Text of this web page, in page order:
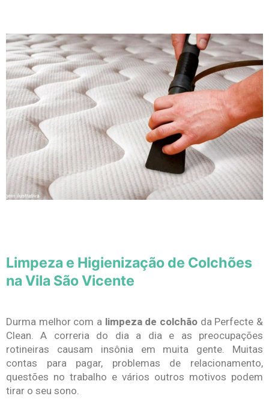
Limpeza e Higienização de Colchões
na Vila São Vicente
Durma melhor com a limpeza de colchão da Perfecte &
Clean. A correria do dia a dia e as preocupações
rotineiras causam insônia em muita gente. Muitas
contas para pagar, problemas de relacionamento,
questões no trabalho e vários outros motivos podem
tirar o seu sono.